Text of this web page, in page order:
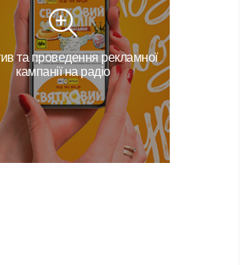
та проведення рекламної
кампанії на радіо